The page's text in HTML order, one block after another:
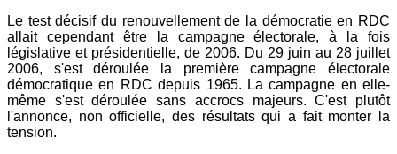
Le test décisif du renouvellement de la démocratie en RDC
allait cependant être la campagne électorale, à la fois
législative et présidentielle, de 2006. Du 29 juin au 28 juillet
2006, s'est déroulée la première campagne électorale
démocratique en RDC depuis 1965. La campagne en elle-
même s'est déroulée sans accrocs majeurs. C'est plutôt
l'annonce, non officielle, des résultats qui a fait monter la
tension.